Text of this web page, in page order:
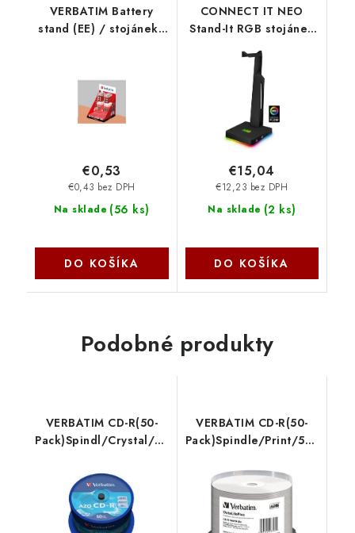
VERBATIM Battery
stand (EE) / stojánek -
Na sklade (56 ks)
€0,43 bez DPH
€0,53
DO KOŠÍKA
CONNECT IT NEO
Stand-It RGB stojánek
na sluchátka + USB
hub, ČERNÝ CHX-3590-
BK Connect IT
Na sklade (2 ks)
€12,23 bez DPH
€15,04
DO KOŠÍKA
Podobné produkty
VERBATIM CD-R(50-
Pack)Spindl/Crystal/DLP/52x/700MB
VERBATIM CD-R(50-
Pack)Spindle/Print/52x/